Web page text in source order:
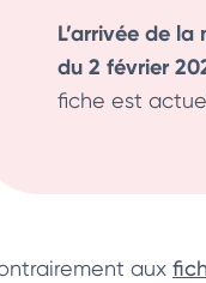
L’arrivée de
du 2 février
fiche est
aux